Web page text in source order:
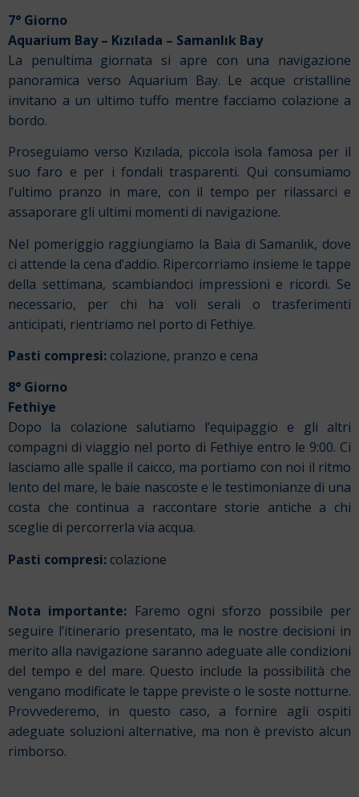
7° Giorno
Aquarium Bay– Kızılada – Samanlık Bay
La penultima giornata si apre con una navigazione
panoramica verso Aquarium Bay. Le acque cristalline
invitano a un ultimo tuffo mentre facciamo colazione a
bordo.
Proseguiamo verso Kızılada, piccola isola famosa per il
suo faro e per i fondali trasparenti. Qui consumiamo
l’ultimo pranzo in mare, con il tempo per rilassarci e
assaporare gli ultimi momenti di navigazione.
Nel pomeriggio raggiungiamo la Baia di Samanlık, dove
ci attende la cena d’addio. Ripercorriamo insieme le tappe
della settimana, scambiandoci impressioni e ricordi. Se
necessario, per chi ha voli serali o trasferimenti
anticipati, rientriamo nel porto di Fethiye.
Pasti compresi: colazione, pranzo e cena
8° Giorno
Fethiye
Dopo la colazione salutiamo l’equipaggio e gli altri
compagni di viaggio nel porto di Fethiye entro le 9:00. Ci
lasciamo alle spalle il caicco, ma portiamo con noi il ritmo
lento del mare, le baie nascoste e le testimonianze di una
costa che continua a raccontare storie antiche a chi
sceglie di percorrerla via acqua.
Pasti compresi: colazione
Nota importante: Faremo ogni sforzo possibile per
seguire l’itinerario presentato, ma le nostre decisioni in
merito alla navigazione saranno adeguate alle condizioni
del tempo e del mare. Questo include la possibilità che
vengano modificate le tappe previste o le soste notturne.
Provvederemo, in questo caso, a fornire agli ospiti
adeguate soluzioni alternative, ma non è previsto alcun
rimborso.